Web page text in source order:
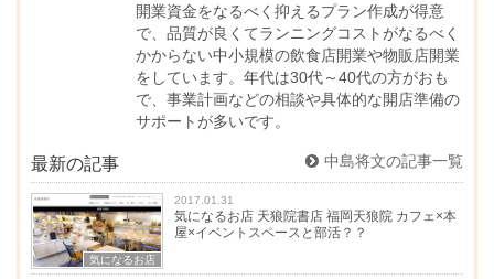
開業資金をなるべく抑えるプラン作成が得意
で、品質が良くてランニングコストがなるべく
かからない中小規模の飲食店開業や物販店開業
をしています。年代は30代～40代の方がおも
で、事業計画などの相談や具体的な開店準備の
サポートが多いです。
最新の記事 中島将文の記事一覧
気になるお店
2017.01.31
気になるお店 天狼院書店 福岡天狼院 カフェ×本
屋×イベントスペースと部活？？